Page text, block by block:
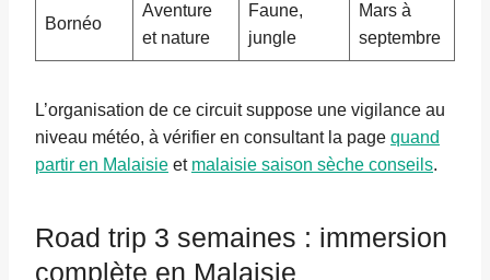
Bornéo
Aventure
et nature
Faune,
jungle
Mars à
septembre
L’organisation de ce circuit suppose une vigilance au
niveau météo, à vérifier en consultant la page quand
partir en Malaisie et malaisie saison sèche conseils.
Road trip 3 semaines : immersion
complète en Malaisie